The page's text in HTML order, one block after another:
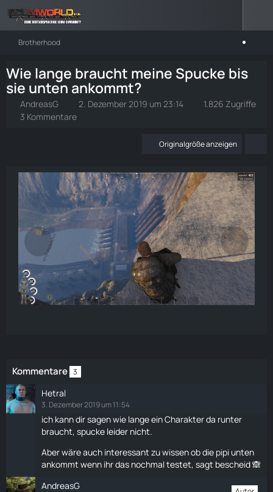
Brotherhood
Wie lange braucht meine Spucke bis
sie unten ankommt?
AndreasG 2. Dezember 2019 um 23:14
1.826 Zugriffe
3 Kommentare
Originalgröße anzeigen
Kommentare 3
Hetral
3. Dezember 2019 um 11:54
ich kann dir sagen wie lange ein Charakter da runter
braucht, spucke leider nicht.
Aber wäre auch interessant zu wissen ob die pipi unten
ankommt wenn ihr das nochmal testet, sagt bescheid 🙈
AndreasG